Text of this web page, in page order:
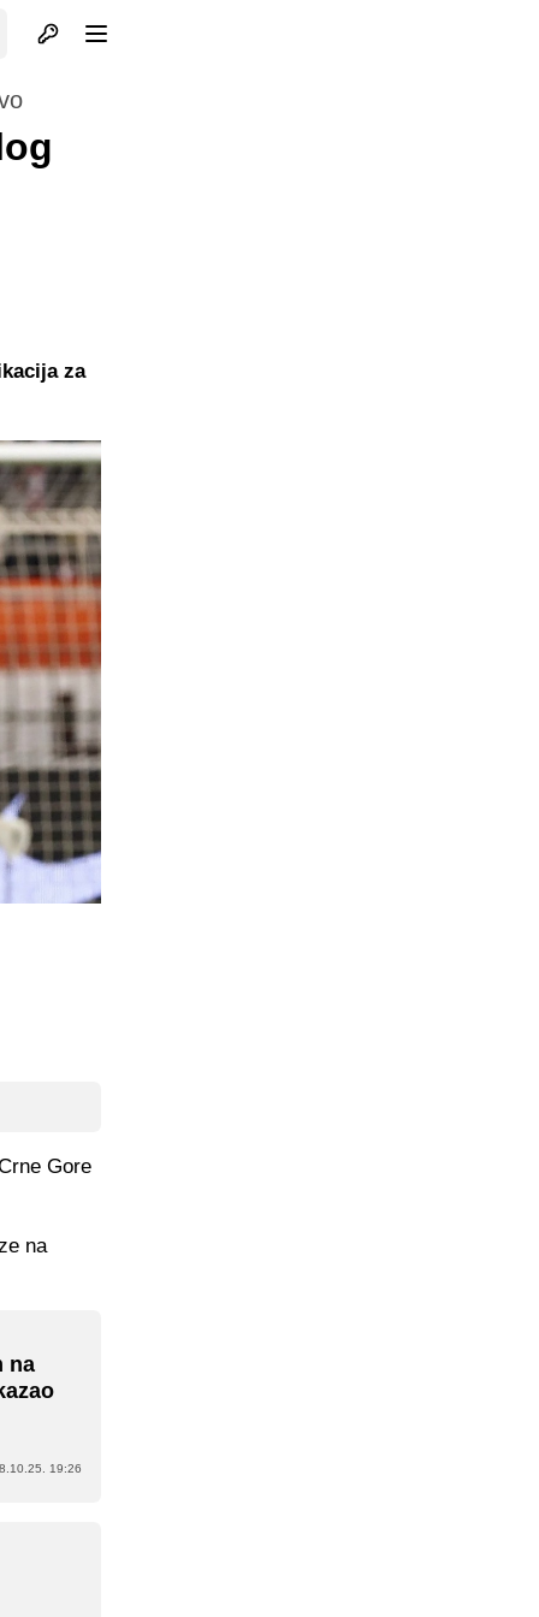
Otvori profil
za
Gore
na
na
19:26